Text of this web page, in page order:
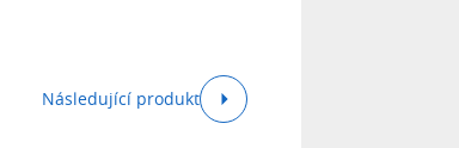
Následující produkt